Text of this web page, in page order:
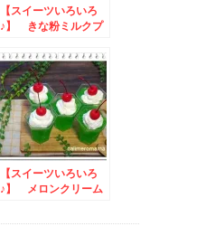
【スイーツいろいろ
♪】 きな粉ミルクプ
【スイーツいろいろ
♪】 メロンクリーム